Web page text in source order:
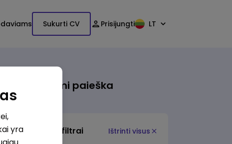
Sukurti CV Prisijungti LT
Išsami paieška
Papildomi filtrai Ištrinti visus
yra